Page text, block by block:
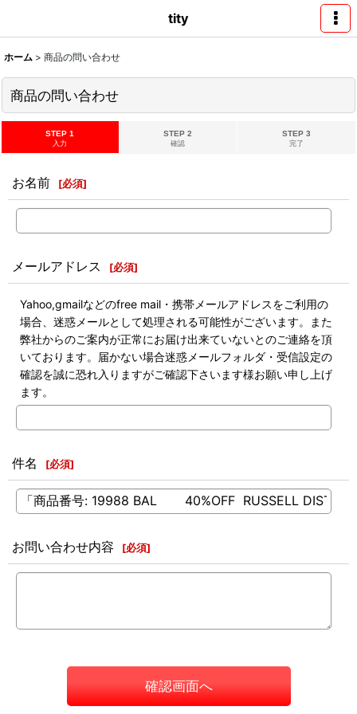
tity
ホーム > 商品の問い合わせ
商品の問い合わせ
STEP 1
入力
STEP 2
確認
STEP 3
完了
お名前 [必須]
メールアドレス [必須]
Yahoo,gmailなどのfree mail・携帯メールアドレスをご利用の
場合、迷惑メールとして処理される可能性がございます。また
弊社からのご案内が正常にお届け出来ていないとのご連絡を頂
いております。届かない場合迷惑メールフォルダ・受信設定の
確認を誠に恐れ入りますがご確認下さいます様お願い申し上げ
ます。
件名 [必須]
お問い合わせ内容 [必須]
確認画面へ